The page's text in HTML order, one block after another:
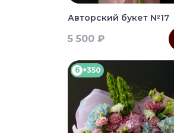
Авторский букет №17
5 500 ₽
б +350